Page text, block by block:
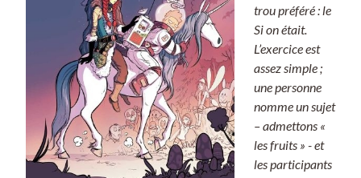
k
r
a
k
trou préféré : le
Si on était.
L’exercice est
assez simple ;
une personne
nomme un sujet
– admettons «
les fruits » - et
les participants